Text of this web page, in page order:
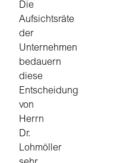
Die
Aufsichtsräte
der
Unternehmen
bedauern
diese
Entscheidung
von
Herrn
Dr.
Lohmöller